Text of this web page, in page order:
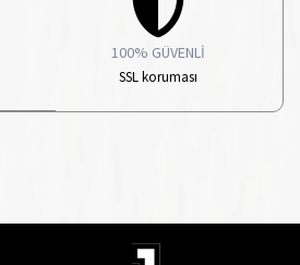
100% GÜVENLİ
SSL koruması